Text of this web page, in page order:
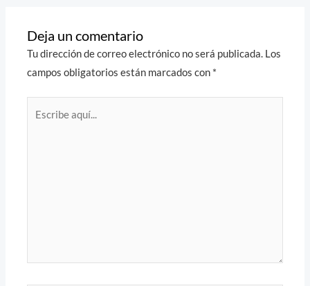
Deja un comentario
Tu dirección de correo electrónico no será publicada. Los
campos obligatorios están marcados con *